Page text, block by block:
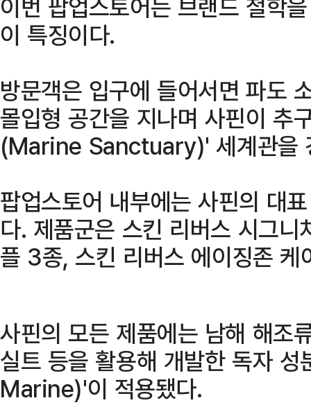
이번 팝업스토어는 브랜드 철학
이 특징이다.
방문객은 입구에 들어서면 파도
몰입형 공간을 지나며 사핀이 추
(Marine Sanctuary)' 세계관을
팝업스토어 내부에는 사핀의 대
다. 제품군은 스킨 리버스 시그
플 3종, 스킨 리버스 에이징존
사핀의 모든 제품에는 남해 해조
실트 등을 활용해 개발한 독자
Marine)'이 적용됐다.